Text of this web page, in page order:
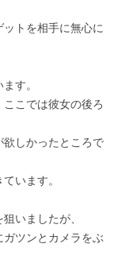
トを相手に無心に
す。
こでは彼女の後ろ
しかったところで
います。
いましたが、
ツンとカメラをぶ